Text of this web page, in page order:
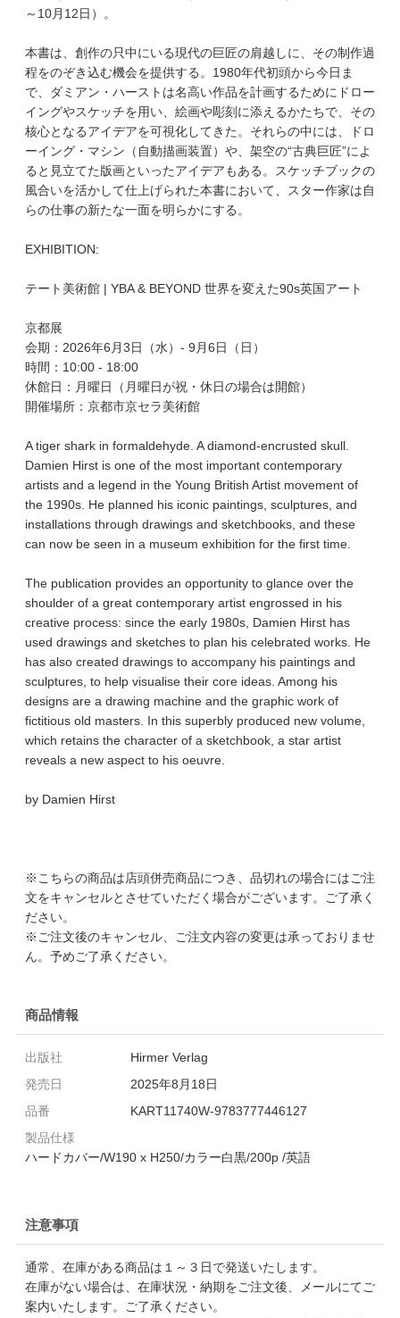
～10月12日）。
本書は、創作の只中にいる現代の巨匠の肩越しに、その制作過
程をのぞき込む機会を提供する。1980年代初頭から今日ま
で、ダミアン・ハーストは名高い作品を計画するためにドロー
イングやスケッチを用い、絵画や彫刻に添えるかたちで、その
核心となるアイデアを可視化してきた。それらの中には、ドロ
ーイング・マシン（自動描画装置）や、架空の“古典巨匠”によ
ると見立てた版画といったアイデアもある。スケッチブックの
風合いを活かして仕上げられた本書において、スター作家は自
らの仕事の新たな一面を明らかにする。
EXHIBITION:
テート美術館 | YBA & BEYOND 世界を変えた90s英国アート
京都展
会期：2026年6月3日（水）- 9月6日（日）
時間：10:00 - 18:00
休館日：月曜日（月曜日が祝・休日の場合は開館）
開催場所：京都市京セラ美術館
A tiger shark in formaldehyde. A diamond-encrusted skull.
Damien Hirst is one of the most important contemporary
artists and a legend in the Young British Artist movement of
the 1990s. He planned his iconic paintings, sculptures, and
installations through drawings and sketchbooks, and these
can now be seen in a museum exhibition for the first time.
The publication provides an opportunity to glance over the
shoulder of a great contemporary artist engrossed in his
creative process: since the early 1980s, Damien Hirst has
used drawings and sketches to plan his celebrated works. He
has also created drawings to accompany his paintings and
sculptures, to help visualise their core ideas. Among his
designs are a drawing machine and the graphic work of
fictitious old masters. In this superbly produced new volume,
which retains the character of a sketchbook, a star artist
reveals a new aspect to his oeuvre.
by Damien Hirst
※こちらの商品は店頭併売商品につき、品切れの場合にはご注
文をキャンセルとさせていただく場合がございます。ご了承く
ださい。
※ご注文後のキャンセル、ご注文内容の変更は承っておりませ
ん。予めご了承ください。
商品情報
出版社
Hirmer Verlag
発売日
2025年8月18日
品番
KART11740W-9783777446127
製品仕様
ハードカバー/W190 x H250/カラー白黒/200p /英語
注意事項
通常、在庫がある商品は１～３日で発送いたします。
在庫がない場合は、在庫状況・納期をご注文後、メールにてご
案内いたします。ご了承ください。